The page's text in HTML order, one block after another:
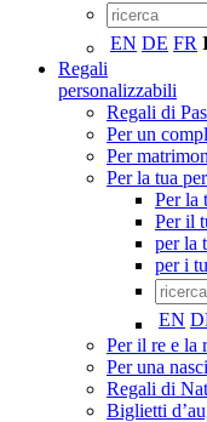
EN DE FR
Regali
personalizzabili
Regali di
Per un
Per
Per la tua
Per la
Per il
per la
per i
EN
Per il re e la
Per una
Regali di
Biglietti